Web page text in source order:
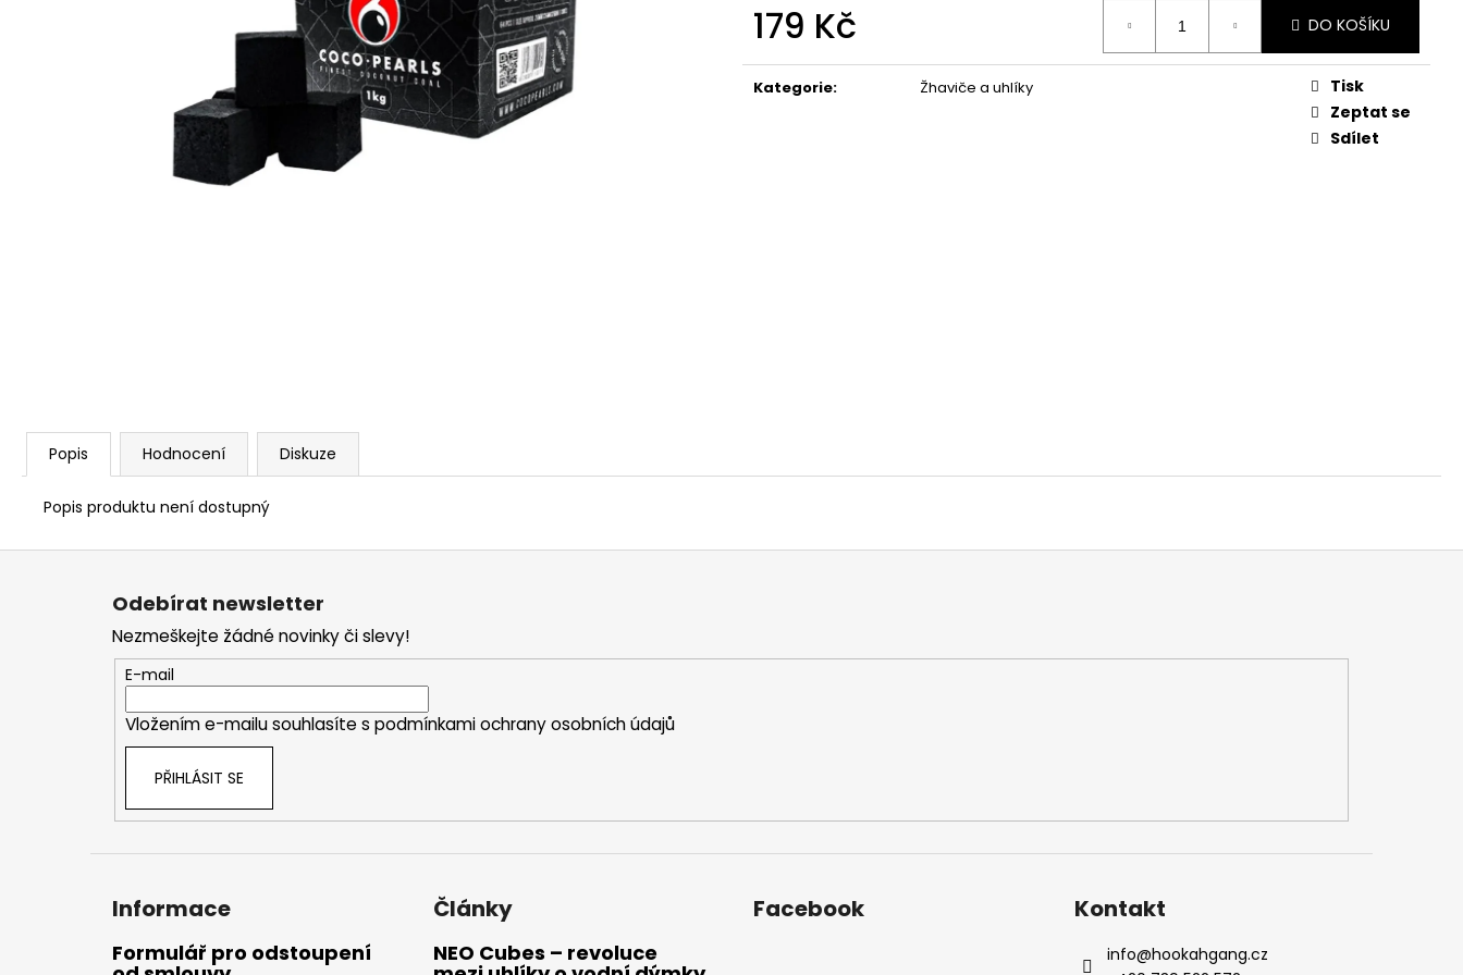
179 Kč
cena:
DO KOŠÍKU
Kategorie: Žhaviče a uhlíky
Tisk
Zeptat se
Sdílet
Popis Hodnocení Diskuze
Popis produktu není dostupný
Z
Odebírat newsletter
Nezmeškejte žádné novinky či slevy!
E-mail
Vložením e-mailu souhlasíte s podmínkami ochrany osobních údajů
PŘIHLÁSIT SE
Informace
Formulář pro odstoupení
Články
NEO Cubes – revoluce
Facebook Kontakt
info@hookahgang.cz